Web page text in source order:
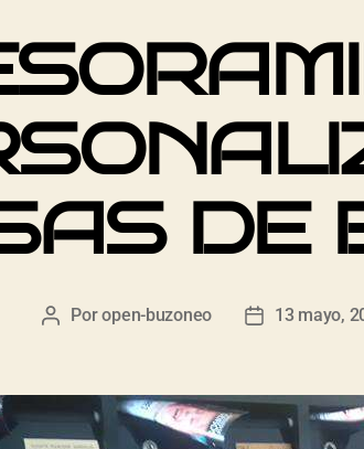
DE
Poropen-buzoneo 13 mayo,